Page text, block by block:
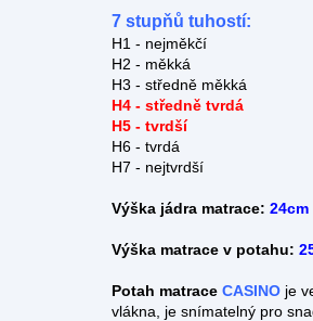
7 stupňů tuhostí:
H1 - nejměkčí
H2 - měkká
H3 - středně měkká
H4 - středně tvrdá
H5 - tvrdší
H6 - tvrdá
H7 - nejtvrdší
Výška jádra matrace: 24cm
Výška matrace v potahu:
Potah matrace CASINO je
vlákna, je snímatelný pro